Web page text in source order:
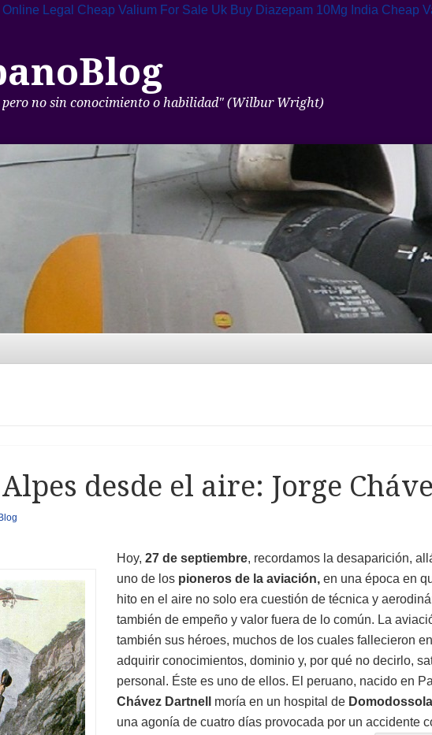
Legal Cheap Valium For Sale Uk Buy Diazepam 10Mg India Cheap
pero no sin conocimiento o habilidad" (Wilbur Wright)
desde el aire: Jorge
Hoy, 27 de septiembre, recordamos la desaparición,
uno de lospioneros de la aviación,en una época en
hito en el aire no solo era cuestión de técnica y
también de empeño y valor fuera de lo común. La
también sus héroes, muchos de los cuales fallecieron
adquirir conocimientos, dominio y, por qué no decirlo,
personal. Éste es uno de ellos. El peruano, nacido en
Chávez Dartnell
moría en un hospital de Domodossola
una agonía de cuatro días provocada por un accidente